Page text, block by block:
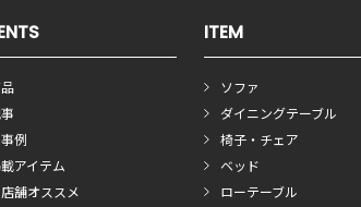
例
アイテム
舗オススメ
ITEM
ソファ
ダイニングテーブル
椅子・チェア
ベッド
ローテーブル